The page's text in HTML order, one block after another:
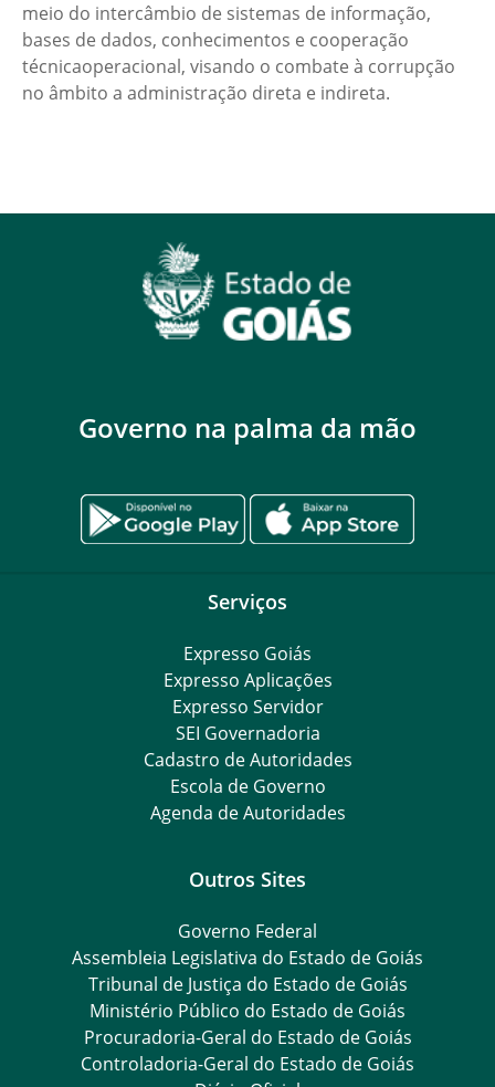
meio do intercâmbio de sistemas de informação,
bases de dados, conhecimentos e cooperação
técnicaoperacional, visando o combate à corrupção
no âmbito a administração direta e indireta.
Governo na palma da mão
Serviços
Expresso Goiás
Expresso Aplicações
Expresso Servidor
SEI Governadoria
Cadastro de Autoridades
Escola de Governo
Agenda de Autoridades
Outros Sites
Governo Federal
Assembleia Legislativa do Estado de Goiás
Tribunal de Justiça do Estado de Goiás
Ministério Público do Estado de Goiás
Procuradoria-Geral do Estado de Goiás
Controladoria-Geral do Estado de Goiás